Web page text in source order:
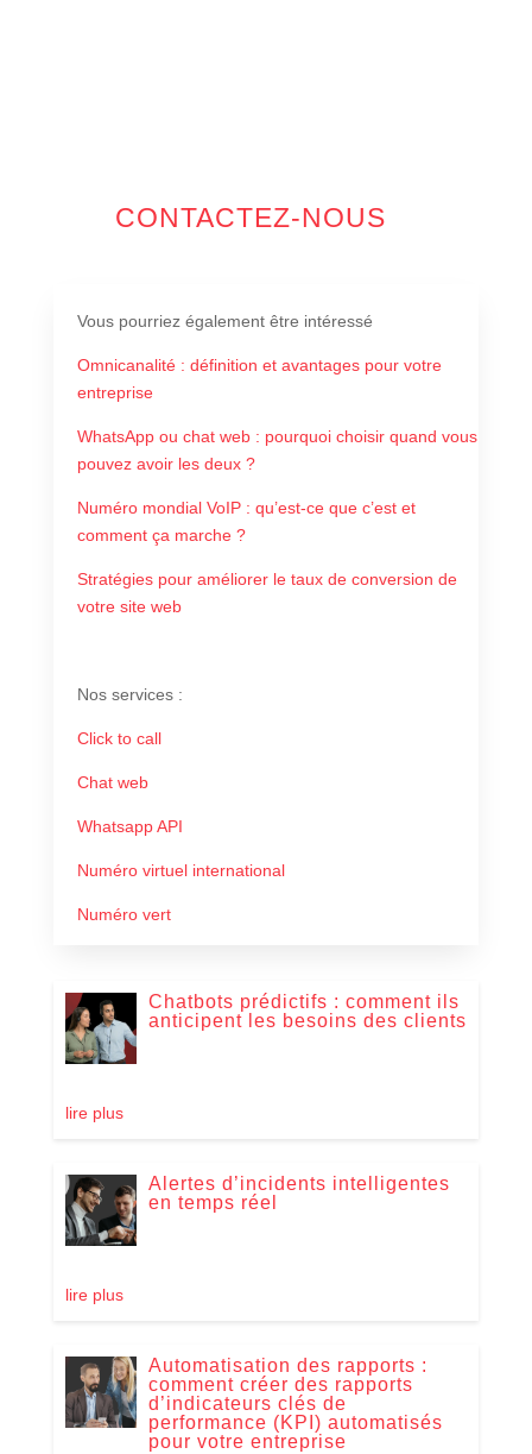
CONTACTEZ-NOUS
Vous pourriez également être intéressé
Omnicanalité : définition et avantages pour votre
entreprise
WhatsApp ou chat web : pourquoi choisir quand vous
pouvez avoir les deux ?
Numéro mondial VoIP : qu’est-ce que c’est et
comment ça marche ?
Stratégies pour améliorer le taux de conversion de
votre site web
Nos services :
Click to call
Chat web
Whatsapp API
Numéro virtuel international
Numéro vert
Chatbots prédictifs : comment ils
anticipent les besoins des clients
lire plus
Alertes d’incidents intelligentes
en temps réel
lire plus
Automatisation des rapports :
comment créer des rapports
d’indicateurs clés de
performance (KPI) automatisés
pour votre entreprise